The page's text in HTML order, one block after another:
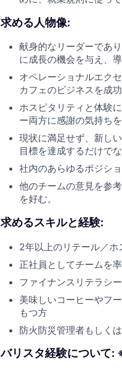
求める人物像:
献身的なリーダーであ
に成長の機会を与え、
オペレーショナルエク
カフェのビジネスを成
ホスピタリティと体験
ー両方に感謝の気持ちを
現状に満足せず、新し
目標を達成するだけで
社内のあらゆるポジシ
他のチームの意見を参
を好む。
求めるスキルと経験:
2年以上のリテール／ホ
正社員としてチームを
ファイナンスリテラシ
美味しいコーヒーやフ
もつ方
防火防災管理者もしく
バリスタ経験について: